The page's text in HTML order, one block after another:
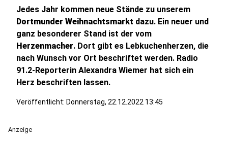
Jedes Jahr kommen neue Stände zu unserem
Dortmunder Weihnachtsmarkt dazu. Ein neuer und
ganz besonderer Stand ist der vom
Herzenmacher. Dort gibt es Lebkuchenherzen, die
nach Wunsch vor Ort beschriftet werden. Radio
91.2-Reporterin Alexandra Wiemer hat sich ein
Herz beschriften lassen.
Veröffentlicht: Donnerstag, 22.12.2022 13:45
Anzeige